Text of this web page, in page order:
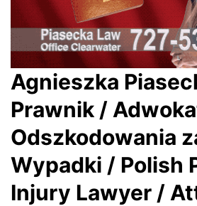
Agnieszka
Prawnik /
Odszkodowania
Wypadki / Polish
Injury Lawyer /